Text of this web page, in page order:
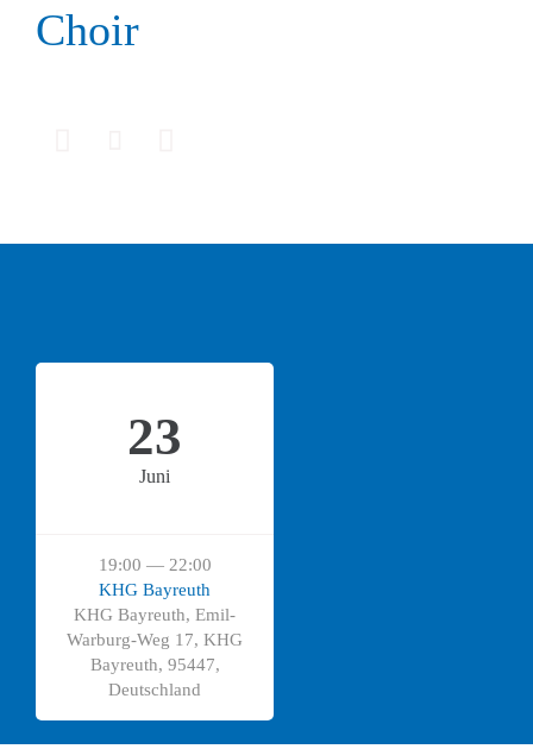
Choir
23
Juni
19:00 — 22:00
KHG Bayreuth
KHG Bayreuth, Emil-
Warburg-Weg 17, KHG
Bayreuth, 95447,
Deutschland